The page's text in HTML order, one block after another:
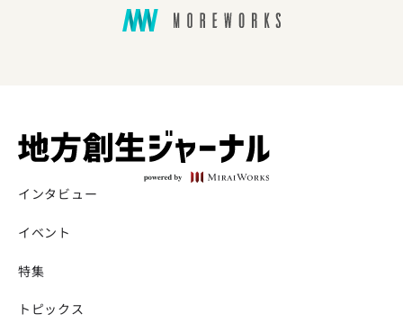
インタビュー
イベント
特集
トピックス